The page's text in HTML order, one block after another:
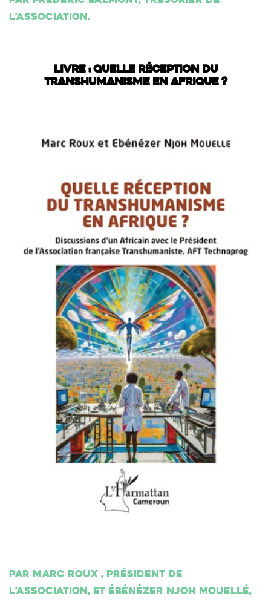
l'association.
LIVRE : QUELLE RÉCEPTION DU
TRANSHUMANISME EN AFRIQUE ?
Par Marc Roux , président de
l'association, et Ébénézer Njoh Mouellé,